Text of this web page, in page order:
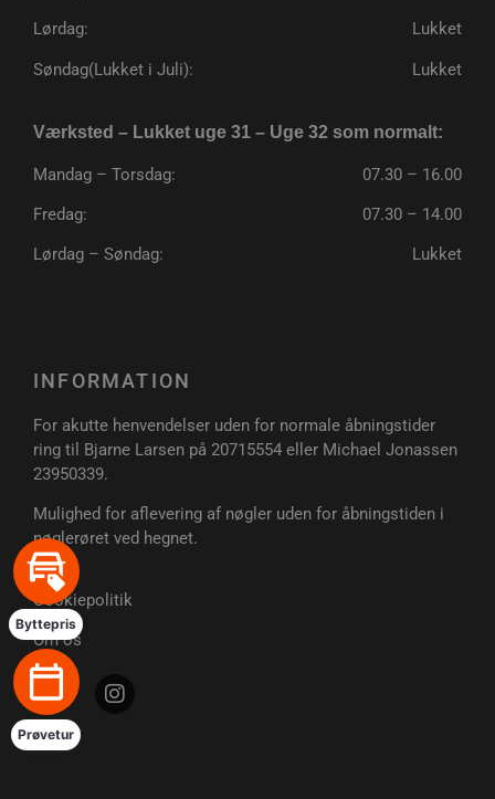
Lørdag: Lukket
Søndag(Lukket i Juli): Lukket
Værksted – Lukket uge 31 – Uge 32 som normalt:
Mandag – Torsdag: 07.30 – 16.00
Fredag: 07.30 – 14.00
Lørdag – Søndag: Lukket
INFORMATION
For akutte henvendelser uden for normale åbningstider
ring til Bjarne Larsen på 20715554 eller Michael Jonassen
23950339.
Mulighed for aflevering af nøgler uden for åbningstiden i
nøglerøret ved hegnet.
Cookiepolitik
Om os
Byttepris
Prøvetur
CookieScriptConsent
4 uger 2
PHP.net
poullarsenas.dk